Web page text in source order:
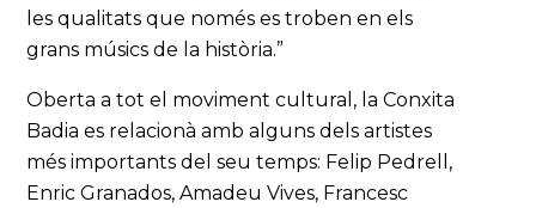
les qualitats que només es troben en els
grans músics de la història.”
Oberta a tot el moviment cultural, la Conxita
Badia es relacionà amb alguns dels artistes
més importants del seu temps: Felip Pedrell,
Enric Granados, Amadeu Vives, Francesc